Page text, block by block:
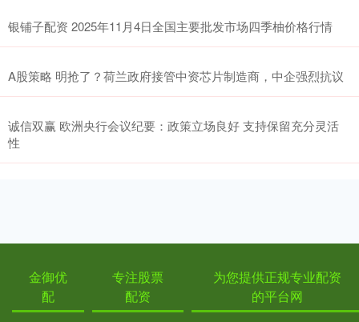
银铺子配资 2025年11月4日全国主要批发市场四季柚价格行情
A股策略 明抢了？荷兰政府接管中资芯片制造商，中企强烈抗议
诚信双赢 欧洲央行会议纪要：政策立场良好 支持保留充分灵活
性
金御优
配
专注股票
配资
为您提供正规专业配资
的平台网